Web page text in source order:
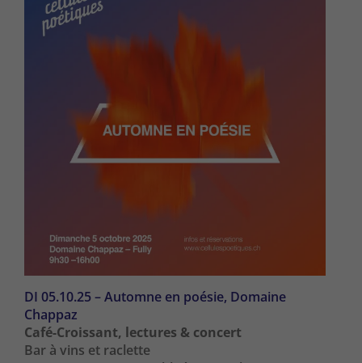
DI 05.10.25 – Automne en poésie, Domaine
Chappaz
Café-Croissant, lectures & concert
Bar à vins et raclette